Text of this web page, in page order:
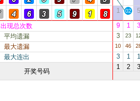
1 02 5
出现总次数 9 1
3
平均遗漏
3 23
最大遗漏 10 46
最大连出 3 1
1
开奖号码
1 2 3